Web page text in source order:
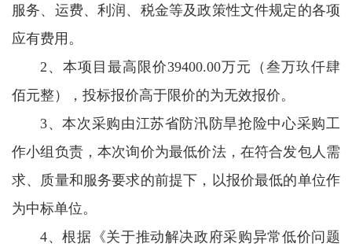
服务、运费、利润、税金等及政策性文件规定的各项
应有费用。
2、本项目最高限价39400.00万元（叁万玖仟肆
佰元整），投标报价高于限价的为无效报价。
3、本次采购由江苏省防汛防旱抢险中心采购工
作小组负责，本次询价为最低价法，在符合发包人需
求、质量和服务要求的前提下，以报价最低的单位作
为中标单位。
4、根据《关于推动解决政府采购异常低价问题